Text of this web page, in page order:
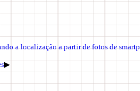
a localização a partir de fotos de smartp
▶